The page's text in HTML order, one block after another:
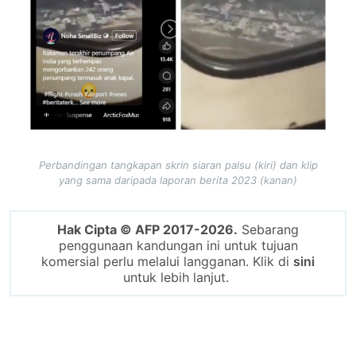
Perbandingan tangkapan skrin siaran palsu (kiri) dan klip
yang sama daripada laporan berita 2023 (kanan)
Hak Cipta © AFP 2017-2026. Sebarang
penggunaan kandungan ini untuk tujuan
komersial perlu melalui langganan. Klik di sini
untuk lebih lanjut.